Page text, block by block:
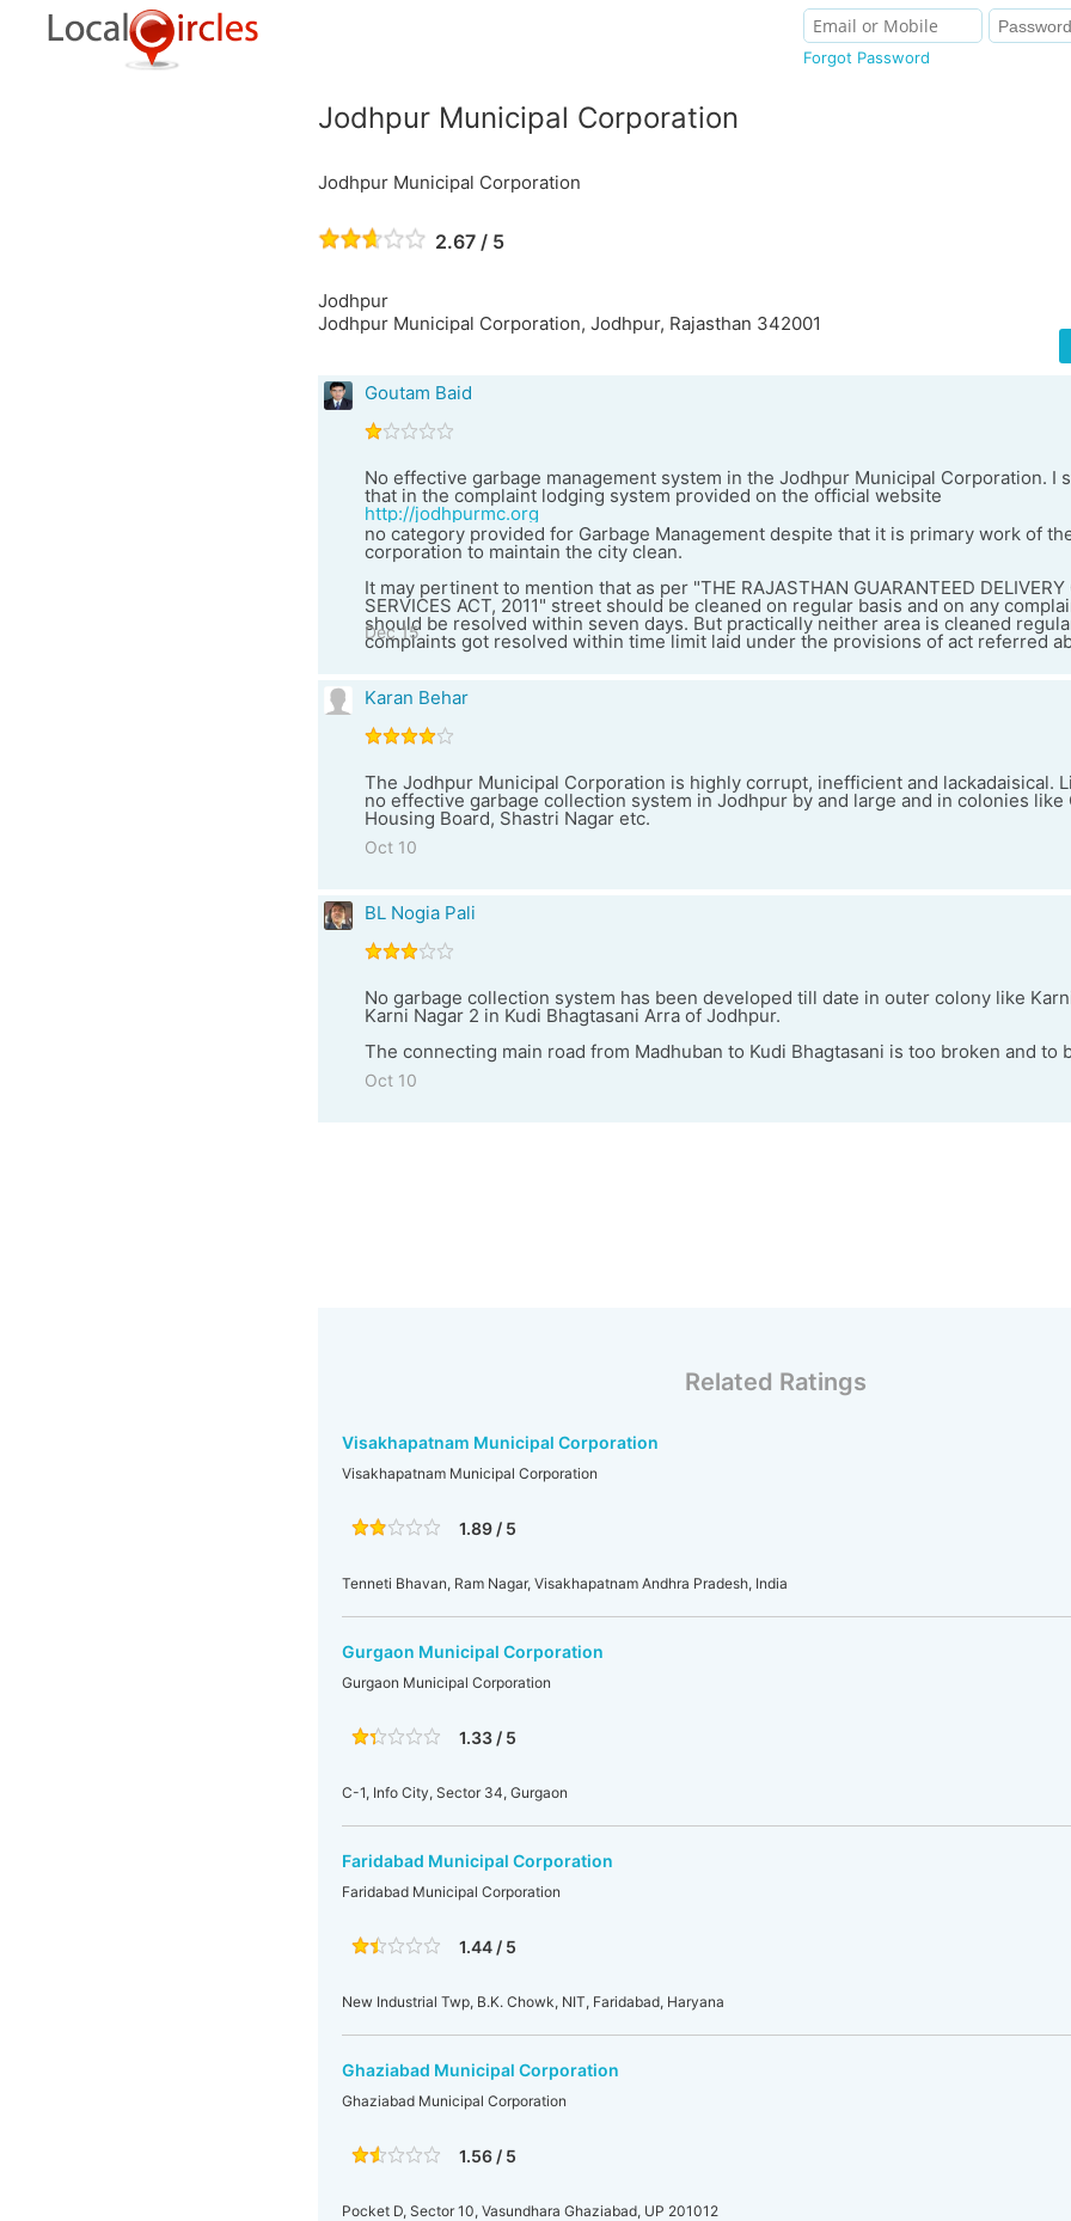
Forgot Password
Jodhpur Municipal Corporation
Jodhpur Municipal Corporation
2.67 / 5
Jodhpur
Jodhpur Municipal Corporation, Jodhpur, Rajasthan 342001
Goutam Baid
No effective garbage management system in the Jodhpur Municipal Corporation. I
that in the complaint lodging system provided on the official website
http://jodhpurmc.org
no category provided for Garbage Management despite that it is primary work of
corporation to maintain the city clean.
It may pertinent to mention that as per "THE RAJASTHAN GUARANTEED DELIVERY
SERVICES ACT, 2011" street should be cleaned on regular basis and on any
should be resolved within seven days. But practically neither area is cleaned
complaints got resolved within time limit laid under the provisions of act referred
Dec 15
Karan Behar
The Jodhpur Municipal Corporation is highly corrupt, inefficient and lackadaisical.
no effective garbage collection system in Jodhpur by and large and in colonies like
Housing Board, Shastri Nagar etc.
Oct 10
BL Nogia Pali
No garbage collection system has been developed till date in outer colony like
Karni Nagar 2 in Kudi Bhagtasani Arra of Jodhpur.
The connecting main road from Madhuban to Kudi Bhagtasani is too broken and to
Oct 10
Related Ratings
Visakhapatnam Municipal Corporation
Visakhapatnam Municipal Corporation
1.89 / 5
Tenneti Bhavan, Ram Nagar, Visakhapatnam Andhra Pradesh, India
Gurgaon Municipal Corporation
Gurgaon Municipal Corporation
1.33 / 5
C-1, Info City, Sector 34, Gurgaon
Faridabad Municipal Corporation
Faridabad Municipal Corporation
1.44 / 5
New Industrial Twp, B.K. Chowk, NIT, Faridabad, Haryana
Ghaziabad Municipal Corporation
Ghaziabad Municipal Corporation
1.56 / 5
Pocket D, Sector 10, Vasundhara Ghaziabad, UP 201012